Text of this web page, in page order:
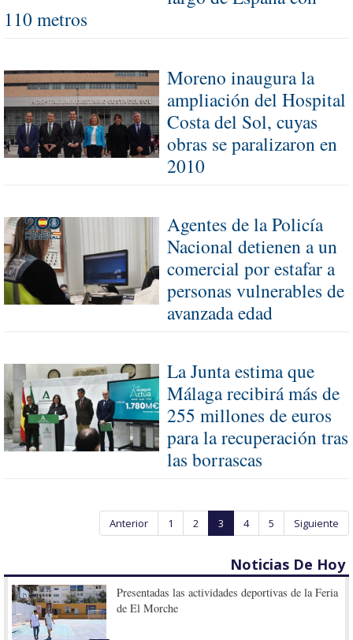
110 metros
Moreno inaugura la
ampliación del Hospital
Costa del Sol, cuyas
obras se paralizaron en
2010
Agentes de la Policía
Nacional detienen a un
comercial por estafar a
personas vulnerables de
avanzada edad
La Junta estima que
Málaga recibirá más de
255 millones de euros
para la recuperación tras
las borrascas
Anterior 1 2 3 4 5 Siguiente
Noticias De Hoy
Presentadas las actividades deportivas de la Feria
de El Morche